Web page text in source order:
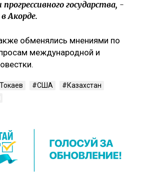
прогрессивного государства, -
Акорде.
обменялись мнениями по
международной и
США
Казахстан